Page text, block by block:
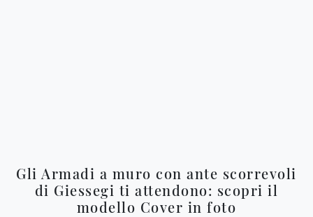
Gli Armadi a muro con ante scorrevoli
di Giessegi ti attendono: scopri il
modello Cover in foto